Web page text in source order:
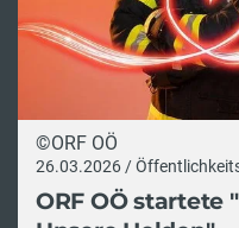
©ORF OÖ
26.03.2026 /
ORF OÖ startete